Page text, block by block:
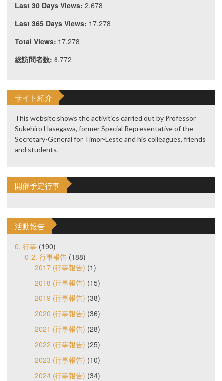
Last 30 Days Views: 2,678
Last 365 Days Views: 17,278
Total Views: 17,278
総訪問者数: 8,772
サイト紹介
This website shows the activities carried out by Professor
Sukehiro Hasegawa, former Special Representative of the
Secretary-General for Timor-Leste and his colleagues, friends
and students.
開催予定行事
活動報告
0. 行事 (190)
0-2. 行事報告 (188)
2017 (行事報告) (1)
2018 (行事報告) (15)
2019 (行事報告) (38)
2020 (行事報告) (36)
2021 (行事報告) (28)
2022 (行事報告) (25)
2023 (行事報告) (10)
2024 (行事報告) (34)